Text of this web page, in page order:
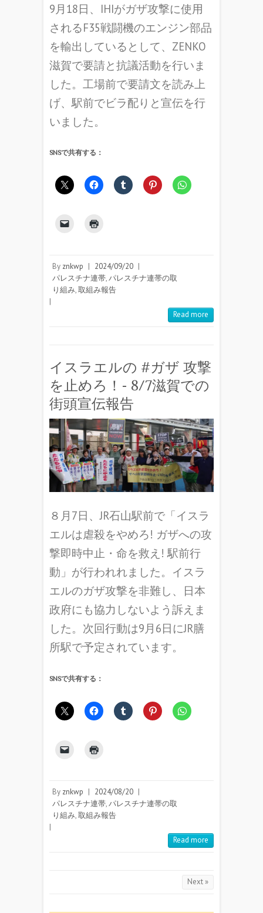
9月18日、IHIがガザ攻撃に使用
されるF35戦闘機のエンジン部品
を輸出しているとして、ZENKO
滋賀で要請と抗議活動を行いま
した。工場前で要請文を読み上
げ、駅前でビラ配りと宣伝を行
いました。
SNSで共有する：
By znkwp | 2024/09/20 |
パレスチナ連帯,パレスチナ連帯の取
り組み,取組み報告
|
Read more
イスラエルの #ガザ 攻撃
を止めろ！- 8/7滋賀での
街頭宣伝報告
８月7日、JR石山駅前で「イスラ
エルは虐殺をやめろ! ガザへの攻
撃即時中止・命を救え! 駅前行
動」が行われれました。イスラ
エルのガザ攻撃を非難し、日本
政府にも協力しないよう訴えま
した。次回行動は9月6日にJR膳
所駅で予定されています。
SNSで共有する：
By znkwp | 2024/08/20 |
パレスチナ連帯,パレスチナ連帯の取
り組み,取組み報告
|
Read more
Next »